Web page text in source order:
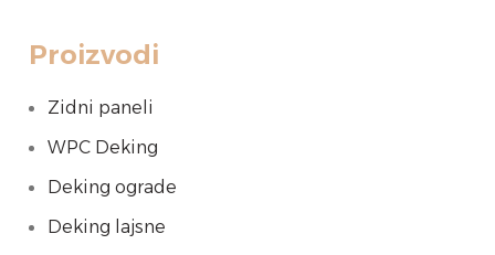
Proizvodi
Zidni paneli
WPC Deking
Deking ograde
Deking lajsne